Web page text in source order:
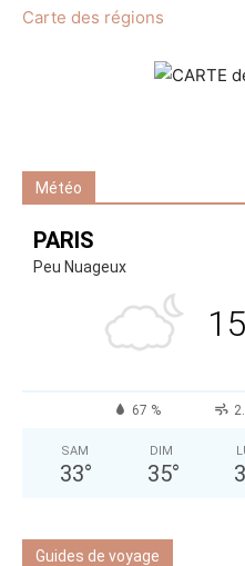
Carte des régions
Météo
PARIS
Peu Nuageux
67 %
SAM
33°
DIM
35°
Guides de voyage